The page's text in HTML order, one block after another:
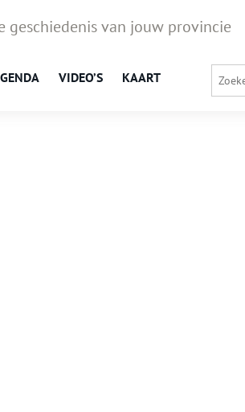
geschiedenis van jouw provincie
VIDEO’S KAART